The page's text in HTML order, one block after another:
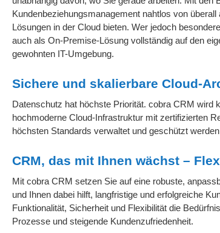
Kundenbeziehungsmanagement nahtlos von
Lösungen in der Cloud bieten. Wer jedoch
auch als On-Premise-Lösung vollständig auf den
gewohnten IT-Umgebung.
Sichere und skalierbare Cloud-
Datenschutz hat höchste Priorität. cobra CRM wird
hochmoderne Cloud-Infrastruktur mit zertifizierten
höchsten Standards verwaltet und geschützt
CRM, das mit Ihnen wächst –
Mit cobra CRM setzen Sie auf eine robuste,
und Ihnen dabei hilft, langfristige und erfolgreiche
Funktionalität, Sicherheit und Flexibilität die
Prozesse und steigende Kundenzufriedenheit.